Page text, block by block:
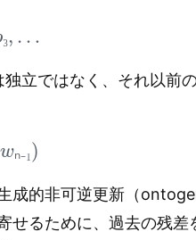
₃
独立ではなく、それ以前
₋₁
)
成的非可逆更新（
せるために、過去の残差